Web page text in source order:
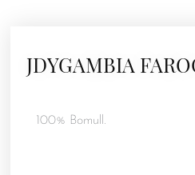
JDYGAMBIA
100% Bomull.